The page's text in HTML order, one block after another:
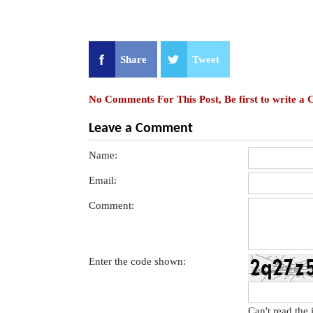
Share Tweet
No Comments For This Post, Be first to write a
Leave a Comment
Name:
Email:
Comment:
Enter the code shown: